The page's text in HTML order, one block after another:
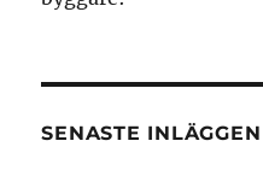
SENASTE INLÄGGEN